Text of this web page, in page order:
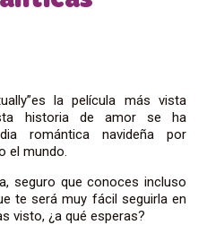
la película más vista
historia de amor se ha
romántica navideña por
el mundo.
seguro que conoces incluso
te será muy fácil seguirla en
visto, ¿a qué esperas?